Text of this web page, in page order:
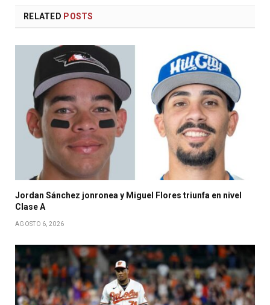
RELATED POSTS
Jordan Sánchez jonronea y Miguel Flores triunfa en nivel
Clase A
AGOSTO 6, 2026